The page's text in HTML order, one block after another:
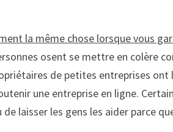
la même chose lorsque vous
osent se mettre en colère
de petites entreprises ont
une entreprise en ligne.
laisser les gens les aider parce